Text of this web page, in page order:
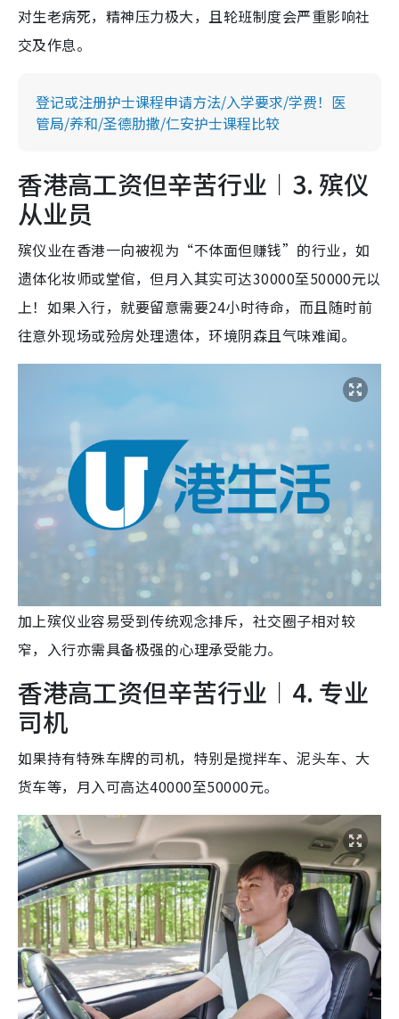
对生老病死，精神压力极大，且轮班制度会严重影响社
交及作息。
登记或注册护士课程申请方法/入学要求/学费！医
管局/养和/圣德肋撒/仁安护士课程比较
香港高工资但辛苦行业︱3. 殡仪
从业员
殡仪业在香港一向被视为“不体面但赚钱”的行业，如
遗体化妆师或堂倌，但月入其实可达30000至50000元以
上！如果入行，就要留意需要24小时待命，而且随时前
往意外现场或殓房处理遗体，环境阴森且气味难闻。
加上殡仪业容易受到传统观念排斥，社交圈子相对较
窄，入行亦需具备极强的心理承受能力。
香港高工资但辛苦行业︱4. 专业
司机
如果持有特殊车牌的司机，特别是搅拌车、泥头车、大
货车等，月入可高达40000至50000元。